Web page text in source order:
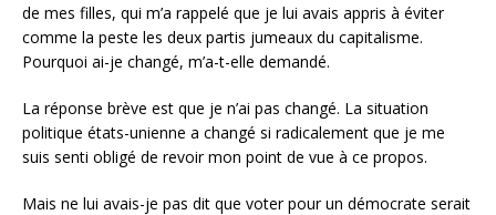
de mes filles, qui m’a rappelé que je lui avais appris à éviter
comme la peste les deux partis jumeaux du capitalisme.
Pourquoi ai-je changé, m’a-t-elle demandé.
La réponse brève est que je n’ai pas changé. La situation
politique états-unienne a changé si radicalement que je me
suis senti obligé de revoir mon point de vue à ce propos.
Mais ne lui avais-je pas dit que voter pour un démocrate serait